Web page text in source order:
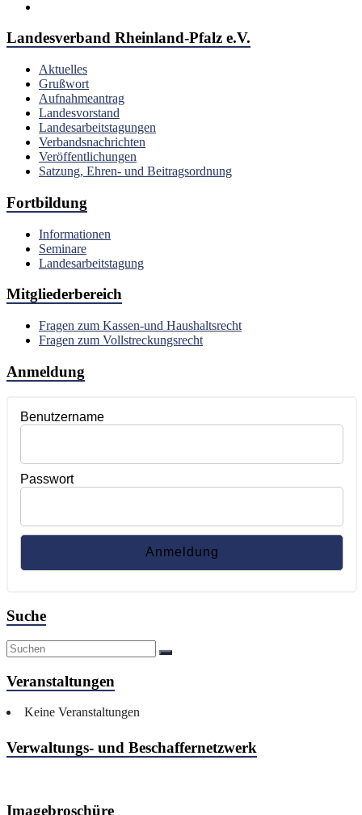
Landesverband Rheinland-Pfalz e.V.
Aktuelles
Grußwort
Aufnahmeantrag
Landesvorstand
Landesarbeitstagungen
Verbandsnachrichten
Veröffentlichungen
Satzung, Ehren- und Beitragsordnung
Fortbildung
Informationen
Seminare
Landesarbeitstagung
Mitgliederbereich
Fragen zum Kassen-und Haushaltsrecht
Fragen zum Vollstreckungsrecht
Anmeldung
Benutzername
Passwort
Suche
Veranstaltungen
Keine Veranstaltungen
Verwaltungs- und Beschaffernetzwerk
Imagebroschüre